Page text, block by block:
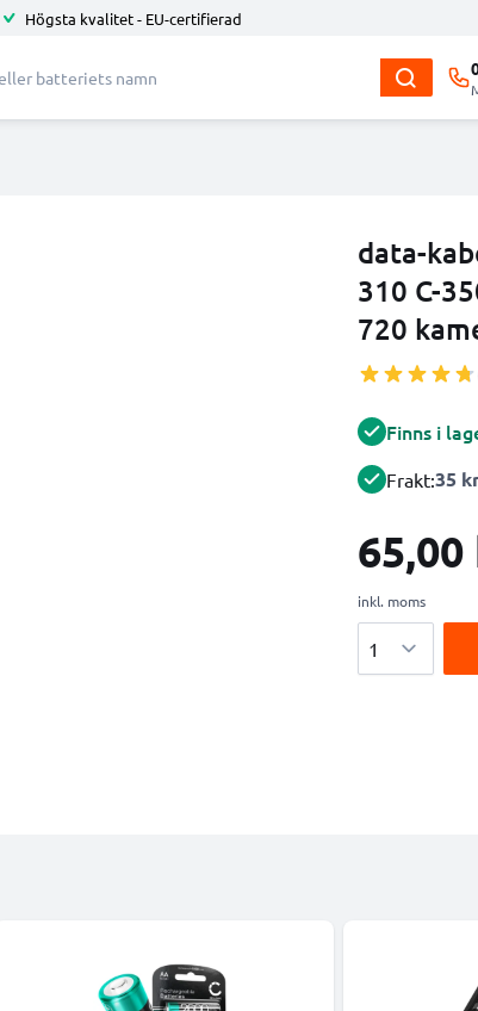
Högsta kvalitet - EU-certifierad
data-
310 C-
720
Finns i
Frakt:35
inkl. moms